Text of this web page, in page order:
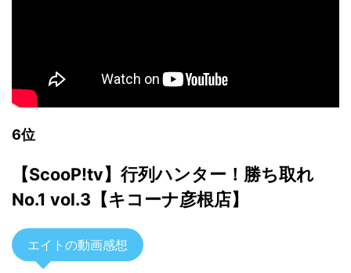
6位
【ScooP!tv】行列ハンター！勝ち取れ
No.1 vol.3【キコーナ彦根店】
エイトの動画感想